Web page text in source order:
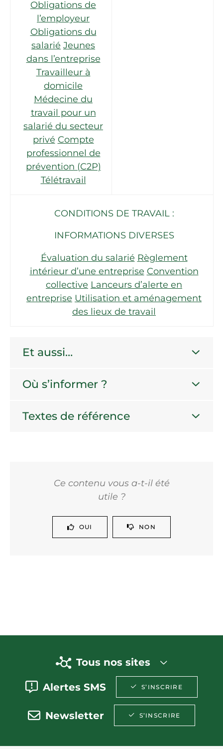
Obligations de
l’employeur
Obligations du
salarié Jeunes
dans l’entreprise
Travailleur à
domicile
Médecine du
travail pour un
salarié du secteur
privé Compte
professionnel de
prévention (C2P)
Télétravail
CONDITIONS DE TRAVAIL :
INFORMATIONS DIVERSES
Évaluation du salarié Règlement
intérieur d’une entreprise Convention
collective Lanceurs d’alerte en
entreprise Utilisation et aménagement
des lieux de travail
Et aussi…
Où s’informer ?
Textes de référence
Ce contenu vous a-t-il été
utile ?
OUI NON
Tous nos sites
Alertes SMS S’INSCRIRE
Newsletter S’INSCRIRE